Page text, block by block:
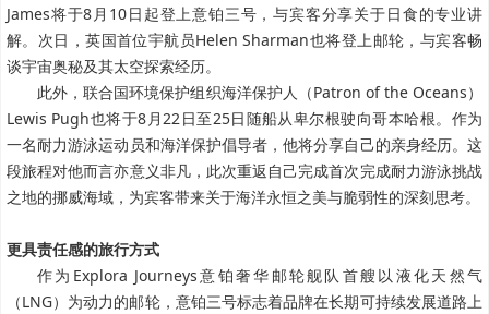
James将于8月10日起登上意铂三号，与宾客分享关于日食的专业讲
解。次日，英国首位宇航员Helen Sharman也将登上邮轮，与宾客畅
谈宇宙奥秘及其太空探索经历。
此外，联合国环境保护组织海洋保护人（Patron of the Oceans）
Lewis Pugh也将于8月22日至25日随船从卑尔根驶向哥本哈根。作为
一名耐力游泳运动员和海洋保护倡导者，他将分享自己的亲身经历。这
段旅程对他而言亦意义非凡，此次重返自己完成首次完成耐力游泳挑战
之地的挪威海域，为宾客带来关于海洋永恒之美与脆弱性的深刻思考。
更具责任感的旅行方式
作为Explora Journeys意铂奢华邮轮舰队首艘以液化天然气
（LNG）为动力的邮轮，意铂三号标志着品牌在长期可持续发展道路上